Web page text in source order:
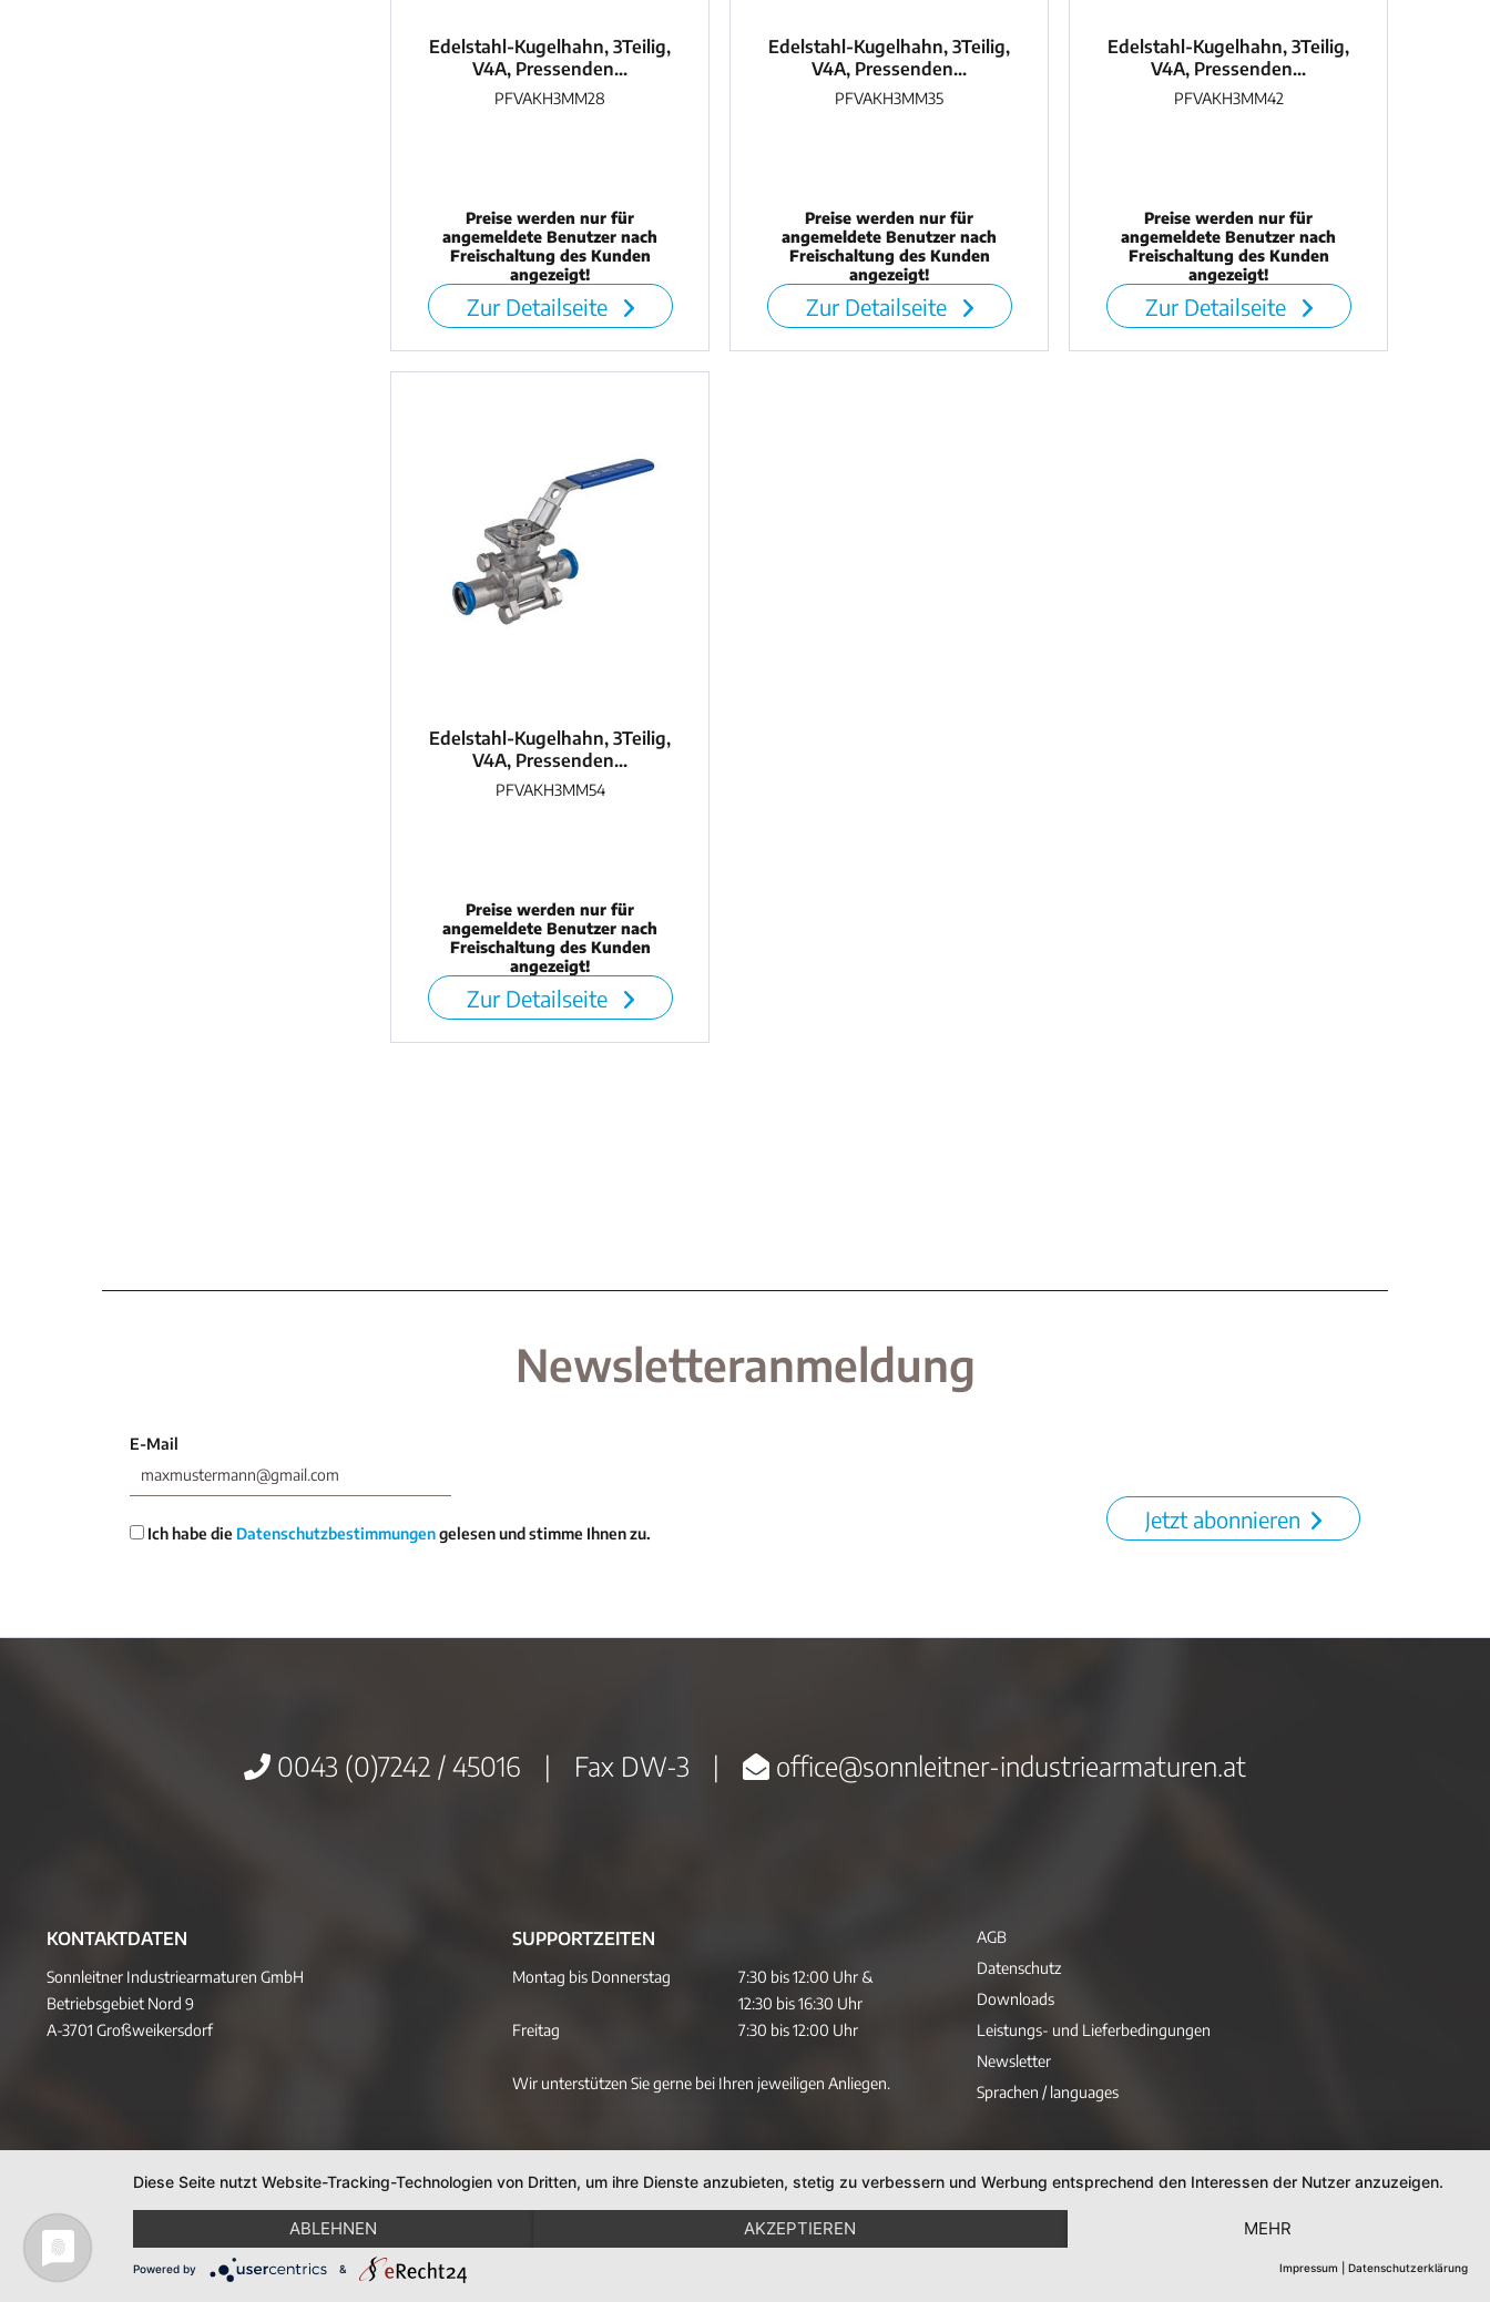
Edelstahl-Kugelhahn, 3Teilig,
V4A, Pressenden...
PFVAKH3MM28
Preise werden nur für
angemeldete Benutzer nach
Freischaltung des Kunden
angezeigt!
Zur Detailseite
Edelstahl-Kugelhahn, 3Teilig,
V4A, Pressenden...
PFVAKH3MM35
Preise werden nur für
angemeldete Benutzer nach
Freischaltung des Kunden
angezeigt!
Zur Detailseite
Edelstahl-Kugelhahn, 3Teilig,
V4A, Pressenden...
PFVAKH3MM42
Preise werden nur für
angemeldete Benutzer nach
Freischaltung des Kunden
angezeigt!
Zur Detailseite
Edelstahl-Kugelhahn, 3Teilig,
V4A, Pressenden...
PFVAKH3MM54
Preise werden nur für
angemeldete Benutzer nach
Freischaltung des Kunden
angezeigt!
Zur Detailseite
Newsletteranmeldung
E-Mail
Ich habe die Datenschutzbestimmungengelesen und stimme Ihnen zu.
Jetzt abonnieren
0043 (0)7242 / 45016 | Fax DW-3 | office@sonnleitner-industriearmaturen.at
KONTAKTDATEN
Sonnleitner Industriearmaturen GmbH
Betriebsgebiet Nord 9
A-3701 Großweikersdorf
SUPPORTZEITEN
Montag bis Donnerstag
7:30 bis 12:00 Uhr &
12:30 bis 16:30 Uhr
Freitag
7:30 bis 12:00 Uhr
Wir unterstützen Sie gerne bei Ihren jeweiligen Anliegen.
AGB
Datenschutz
Downloads
Leistungs- und Lieferbedingungen
Newsletter
Sprachen / languages
Diese Seite nutzt Website-Tracking-Technologien von Dritten, um ihre Dienste anzubieten, stetig zu verbessern und Werbung entsprechend den Interessen der Nutzer anzuzeigen.
ABLEHNEN AKZEPTIEREN MEHR
Powered by & Impressum Datenschutzerklärung